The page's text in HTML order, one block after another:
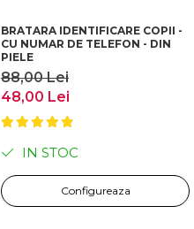
BRATARA IDENTIFICARE COPII -
CU NUMAR DE TELEFON - DIN
PIELE
88,00 Lei
48,00 Lei
IN STOC
Configureaza